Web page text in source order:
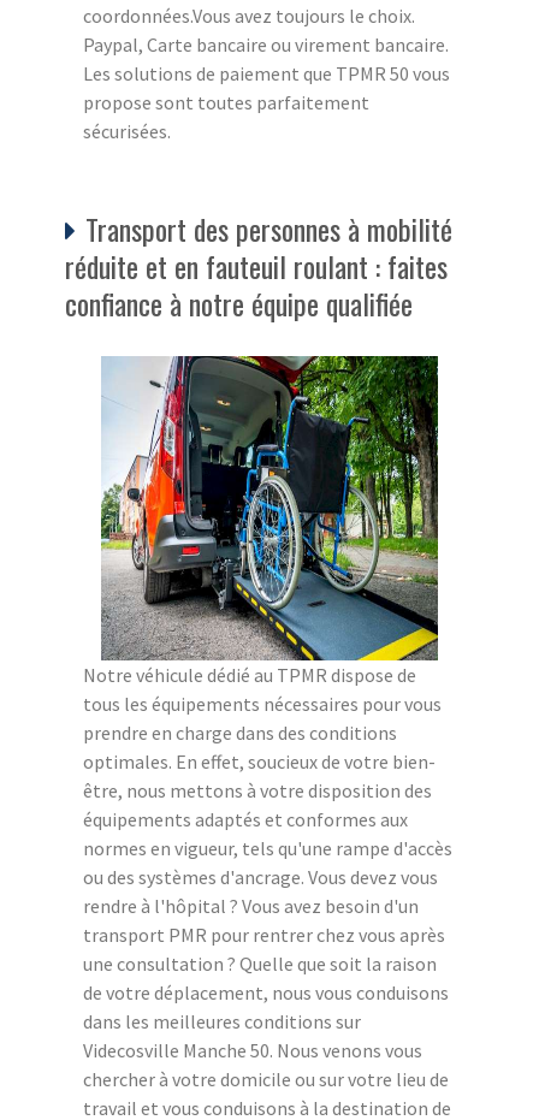
coordonnées.Vous avez toujours le choix.
Paypal, Carte bancaire ou virement bancaire.
Les solutions de paiement que TPMR 50 vous
propose sont toutes parfaitement
sécurisées.
Transport des personnes à mobilité
réduite et en fauteuil roulant : faites
confiance à notre équipe qualifiée
Notre véhicule dédié au TPMR dispose de
tous les équipements nécessaires pour vous
prendre en charge dans des conditions
optimales. En effet, soucieux de votre bien-
être, nous mettons à votre disposition des
équipements adaptés et conformes aux
normes en vigueur, tels qu'une rampe d'accès
ou des systèmes d'ancrage. Vous devez vous
rendre à l'hôpital ? Vous avez besoin d'un
transport PMR pour rentrer chez vous après
une consultation ? Quelle que soit la raison
de votre déplacement, nous vous conduisons
dans les meilleures conditions sur
Videcosville Manche 50. Nous venons vous
chercher à votre domicile ou sur votre lieu de
travail et vous conduisons à la destination de